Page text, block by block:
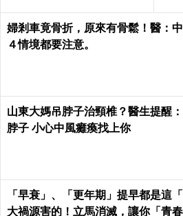
婦剎車竟骨折，原來有骨鬆！醫：
４情境都要注意。
山東大媽吊脖子治頸椎？醫生提醒
脖子 小心中風癱瘓找上你
「早衰」、「更年期」提早都是這「
大禍源害的！立馬消滅，讓你「青